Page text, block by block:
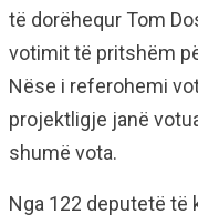
të dorëhequr Tom
votimit të pritshëm
Nëse i referohemi
projektligje janë
shumë vota.
Nga 122 deputetë të